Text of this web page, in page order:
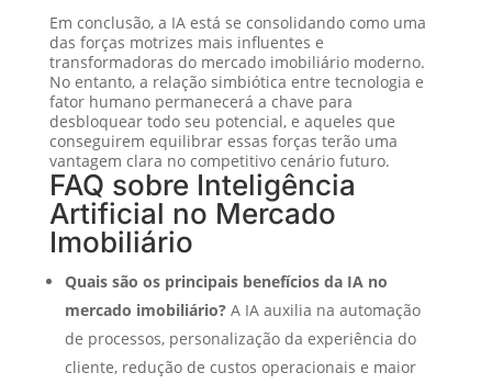
Em conclusão, a IA está se consolidando como uma
das forças motrizes mais influentes e
transformadoras do mercado imobiliário moderno.
No entanto, a relação simbiótica entre tecnologia e
fator humano permanecerá a chave para
desbloquear todo seu potencial, e aqueles que
conseguirem equilibrar essas forças terão uma
vantagem clara no competitivo cenário futuro.
FAQ sobre Inteligência
Artificial no Mercado
Imobiliário
Quais são os principais benefícios da IA no
mercado imobiliário?A IA auxilia na automação
de processos, personalização da experiência do
cliente, redução de custos operacionais e maior